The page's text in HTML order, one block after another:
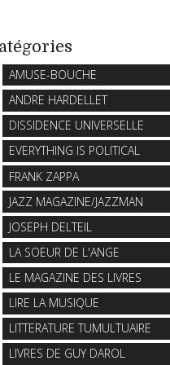
AMUSE-BOUCHE
ANDRE HARDELLET
DISSIDENCE UNIVERSELLE
EVERYTHING IS POLITICAL
FRANK ZAPPA
JAZZ MAGAZINE/JAZZMAN
JOSEPH DELTEIL
LA SOEUR DE L'ANGE
LE MAGAZINE DES LIVRES
LIRE LA MUSIQUE
LITTERATURE TUMULTUAIRE
LIVRES DE GUY DAROL